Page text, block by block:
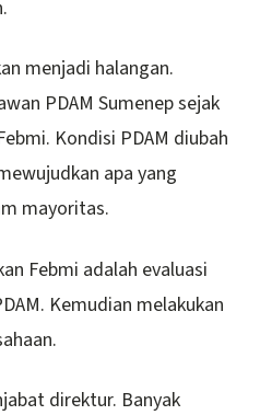
menjadi halangan.
PDAM Sumenep sejak
Kondisi PDAM diubah
apa yang
mayoritas.
Febmi adalah evaluasi
Kemudian melakukan
direktur. Banyak